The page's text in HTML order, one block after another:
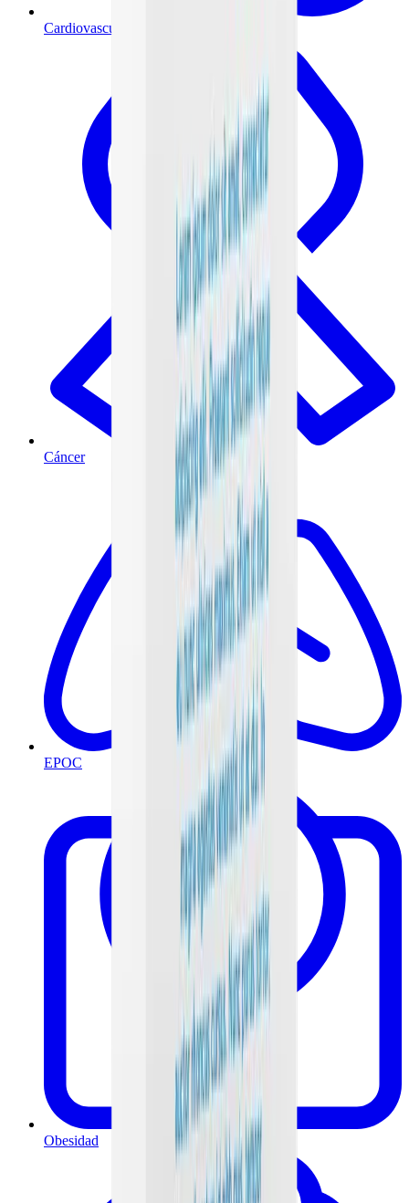
Cardiovascular
Cáncer
EPOC
Obesidad